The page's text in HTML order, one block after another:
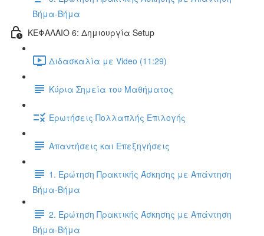
Βήμα-Βήμα
ΚΕΦΑΛΑΙΟ 6: Δημιουργία Setup
Διδασκαλία με Video (11:29)
Κύρια Σημεία του Μαθήματος
Ερωτήσεις Πολλαπλής Επιλογής
Απαντήσεις και Επεξηγήσεις
1. Ερώτηση Πρακτικής Άσκησης με Απάντηση
Βήμα-Βήμα
2. Ερώτηση Πρακτικής Άσκησης με Απάντηση
Βήμα-Βήμα